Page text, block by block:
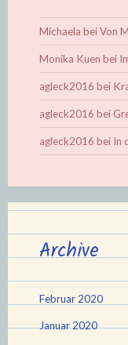
Michaela beiVon
Monika Kuen bei
agleck2016 bei
agleck2016 bei
agleck2016 bei In
Archive
Februar 2020
Januar 2020